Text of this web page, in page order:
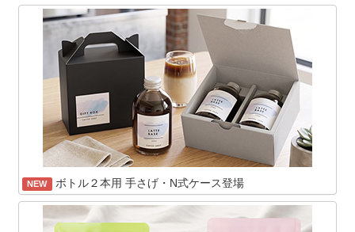
NEW ボトル２本用 手さげ・N式ケース登場